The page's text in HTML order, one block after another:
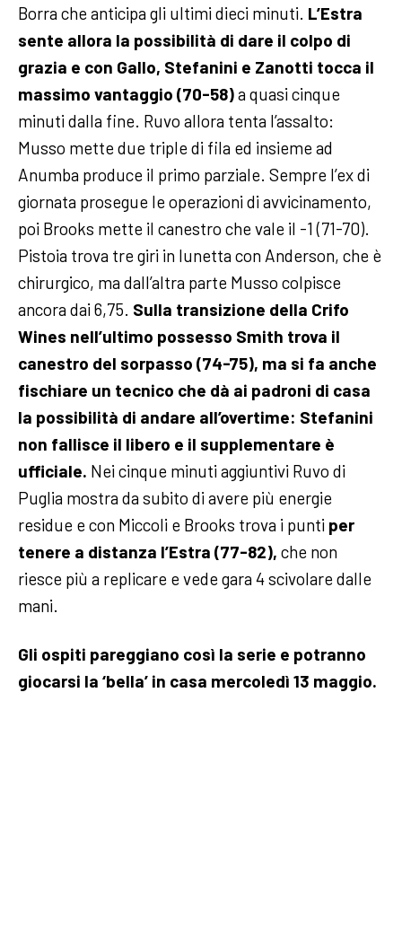
Borra che anticipa gli ultimi dieci minuti. L’Estra
sente allora la possibilità di dare il colpo di
grazia e con Gallo, Stefanini e Zanotti tocca il
massimo vantaggio (70-58)a quasi cinque
minuti dalla fine. Ruvo allora tenta l’assalto:
Musso mette due triple di fila ed insieme ad
Anumba produce il primo parziale. Sempre l’ex di
giornata prosegue le operazioni di avvicinamento,
poi Brooks mette il canestro che vale il -1 (71-70).
Pistoia trova tre giri in lunetta con Anderson, che è
chirurgico, ma dall’altra parte Musso colpisce
ancora dai 6,75. Sulla transizione della Crifo
Wines nell’ultimo possesso Smith trova il
canestro del sorpasso (74-75), ma si fa anche
fischiare un tecnico che dà ai padroni di casa
la possibilità di andare all’overtime: Stefanini
non fallisce il libero e il supplementare è
ufficiale. Nei cinque minuti aggiuntivi Ruvo di
Puglia mostra da subito di avere più energie
residue e con Miccoli e Brooks trova i punti per
tenere a distanza l’Estra (77-82), che non
riesce più a replicare e vede gara 4 scivolare dalle
mani.
Gli ospiti pareggiano così la serie e potranno
giocarsi la ‘bella’ in casa mercoledì 13 maggio.